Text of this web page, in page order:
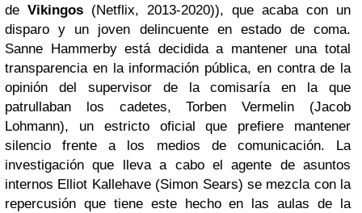
de Vikingos (Netflix, 2013-2020)), que acaba con un
disparo y un joven delincuente en estado de coma.
Sanne Hammerby está decidida a mantener una total
transparencia en la información pública, en contra de la
opinión del supervisor de la comisaría en la que
patrullaban los cadetes,Torben Vermelin (Jacob
Lohmann), un estricto oficial que prefiere mantener
silencio frente a los medios de comunicación. La
investigación que lleva a cabo el agente de asuntos
internos Elliot Kallehave (Simon Sears) se mezcla con la
repercusión que tiene este hecho en las aulas de la